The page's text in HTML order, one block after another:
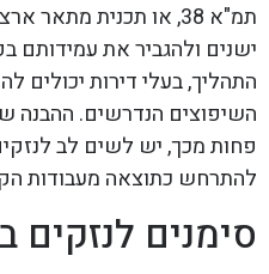
ישנים ולהגביר את עמידותם
התהליך, בעלי דירות יכולים
השיפוצים הנדרשים. ההבנה
פחות מכך, יש לשים לב
להתרחש כתוצאה מעבודות
סימנים לנזקים